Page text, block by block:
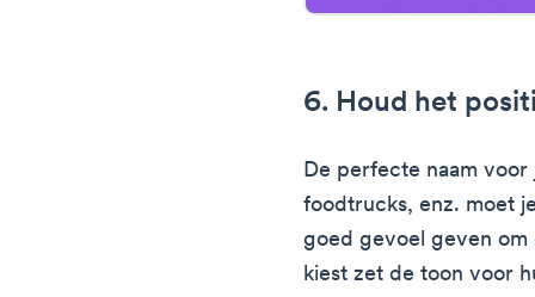
6. Houd het
De perfecte naam
foodtrucks, enz. moet
goed gevoel geven om
kiest zet de toon voor